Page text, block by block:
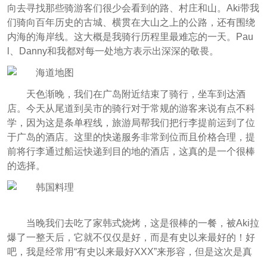
向去寻找那些骑游客们很少会看到的路、村庄和山。Aki带我
们骑向百年历史的古城、横贯在大山之上的公路，还有围绕
内海的海岸线。这大概是我骑行历程里最难忘的一天。Pau
l、Danny和我都对每一处地方表示出深深的敬畏。
天色渐晚，我们在广岛附近结束了骑行，坐车到达酒
店。今天从尾道到吴市的骑行对于常规的游客来说有点不科
学，因为这是条单程线，旅游局帮我们把行李提前运到了位
于广岛的酒店。这里的快递服务非常到位而且价格合理，提
前将行李通过船运快递到目的地的酒店，这真的是一个很棒
的选择。
当晚我们去吃了家韩式烧烤，这是很棒的一餐，被Aki拉
爆了一整天后，它就不仅仅是好，而是有史以来最好的！好
吧，我是经常用“有史以来最好XXX”来形容，但是这次是真